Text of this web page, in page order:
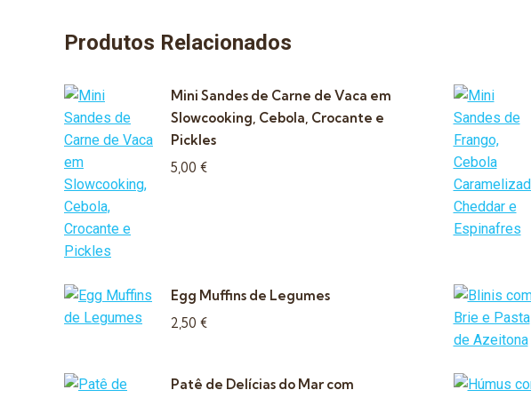
Produtos Relacionados
Mini Sandes de Carne de Vaca em
Slowcooking, Cebola, Crocante e
Pickles
5,00 €
Egg Muffins de Legumes
2,50 €
Patê de Delícias do Mar com